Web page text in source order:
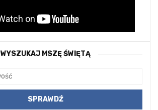
WYSZUKAJ MSZĘ ŚWIĘTĄ